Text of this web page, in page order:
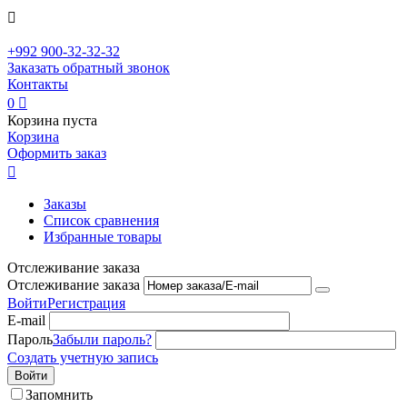

+992 900-32-32-32
Заказать обратный звонок
Контакты
0 
Корзина пуста
Корзина
Оформить заказ

Заказы
Список сравнения
Избранные товары
Отслеживание заказа
Отслеживание заказа
ВойтиРегистрация
E-mail
ПарольЗабыли пароль?
Создать учетную запись
Войти
Запомнить